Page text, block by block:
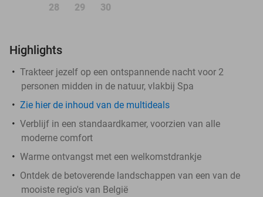
28 29 30
Highlights
Trakteer jezelf op een ontspannende nacht voor 2
personen midden in de natuur, vlakbij Spa
Zie hier de inhoud van de multideals
Verblijf in een standaardkamer, voorzien van alle
moderne comfort
Warme ontvangst met een welkomstdrankje
Ontdek de betoverende landschappen van een van de
mooiste regio's van België